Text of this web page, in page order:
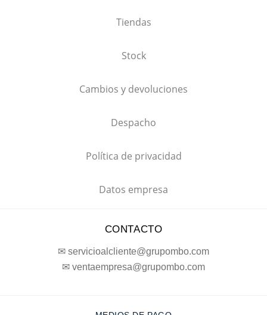
Tiendas
Stock
Cambios y devoluciones
Despacho
Política de privacidad
Datos empresa
CONTACTO
✉ servicioalcliente@grupombo.com
✉ ventaempresa@grupombo.com